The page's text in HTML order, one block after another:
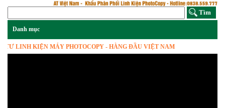
KIỆN MÁY PHOTOCOPY - HÀNG ĐẦU VIỆT NAM